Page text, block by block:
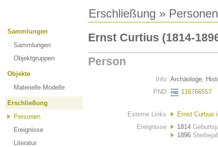
Erschließung » Personen
Sammlungen
Sammlungen
Objektgruppen
Objekte
Materielle Modelle
Erschließung
Personen
Ereignisse
Literatur
Ernst Curtius (1814-
Person
Info Archäologe,
PND
116766557
Externe Links
Ernst Curtius
Ereignisse
1814
1896